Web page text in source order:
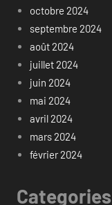
octobre 2024
septembre 2024
août 2024
juillet 2024
juin 2024
mai 2024
avril 2024
mars 2024
février 2024
Categories